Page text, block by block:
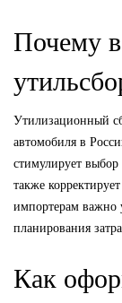
Почему
Утилизационный
автомобиля в
стимулирует
также
импортерам важно
планирования
Как